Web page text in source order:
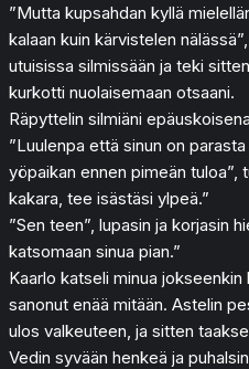
”Mutta kupsahdan kyllä
kalaan kuin kärvistelen
utuisissa silmissään ja teki
kurkotti nuolaisemaan otsaani.
Räpyttelin silmiäni
”Luulenpa että sinun on
yöpaikan ennen pimeän tuloa”,
kakara, tee isästäsi ylpeä.”
”Sen teen”, lupasin ja korjasin
katsomaan sinua pian.”
Kaarlo katseli minua
sanonut enää mitään. Astelin
ulos valkeuteen, ja sitten
Vedin syvään henkeä ja